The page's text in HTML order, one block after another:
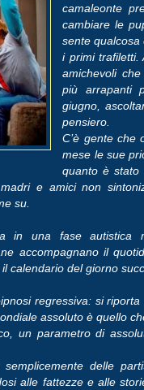
camaleonte
cambiare le
sente
i primi trafiletti.
amichevoli
più arrapanti
giugno,
pensiero.
C’è gente che
mese le sue
quanto è stato
e amici non
su.
in una fase autistica
accompagnano il
calendario del giorno
regressiva: si
assoluto è quello
un parametro di
delle
alle fattezze e alle